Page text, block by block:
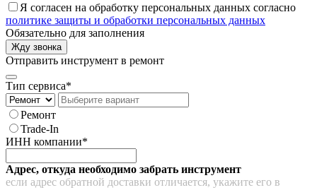
Я согласен на обработку персональных данных согласно
политике защиты и обработки персональных данных
Обязательно для заполнения
Жду звонка
Отправить инструмент в ремонт
Тип сервиса*
Ремонт
Trade-In
ИНН компании*
Адрес, откуда необходимо забрать инструмент
если адрес обратной доставки отличается, укажите его в